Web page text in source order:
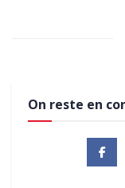
On reste en